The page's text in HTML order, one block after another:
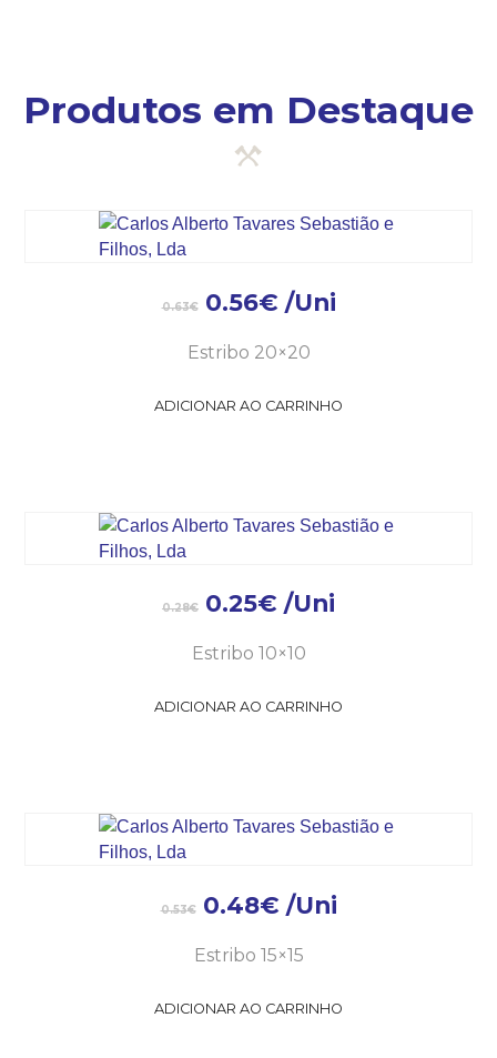
Produtos em Destaque
0.63€ 0.56€ /Uni
Estribo 20×20
ADICIONAR AO CARRINHO
0.28€ 0.25€ /Uni
Estribo 10×10
ADICIONAR AO CARRINHO
0.53€ 0.48€ /Uni
Estribo 15×15
ADICIONAR AO CARRINHO